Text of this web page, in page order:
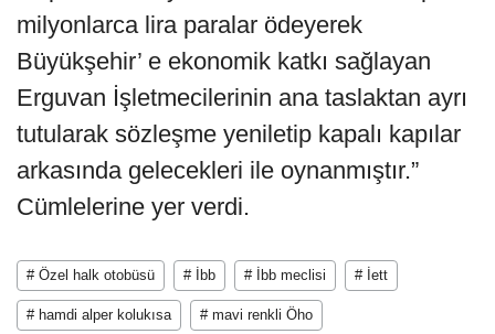
milyonlarca lira paralar ödeyerek
Büyükşehir’ e ekonomik katkı sağlayan
Erguvan İşletmecilerinin ana taslaktan ayrı
tutularak sözleşme yeniletip kapalı kapılar
arkasında gelecekleri ile oynanmıştır.”
Cümlelerine yer verdi.
# Özel halk otobüsü # İbb # İbb meclisi # İett
# hamdi alper kolukısa # mavi renkli Öho